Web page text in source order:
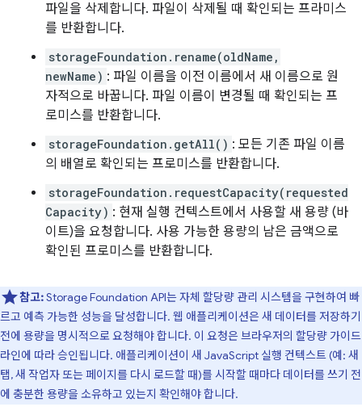
파일을 삭제합니다. 파일이 삭제될 때 확인되는 프라미스
를 반환합니다.
storageFoundation.rename(oldName,
newName) : 파일 이름을 이전 이름에서 새 이름으로 원
자적으로 바꿉니다. 파일 이름이 변경될 때 확인되는 프
로미스를 반환합니다.
storageFoundation.getAll() : 모든 기존 파일 이름
의 배열로 확인되는 프로미스를 반환합니다.
storageFoundation.requestCapacity(requested
Capacity) : 현재 실행 컨텍스트에서 사용할 새 용량 (바
이트)을 요청합니다. 사용 가능한 용량의 남은 금액으로
확인된 프로미스를 반환합니다.
참고:Storage Foundation API는 자체 할당량 관리 시스템을 구현하여 빠
르고 예측 가능한 성능을 달성합니다. 웹 애플리케이션은 새 데이터를 저장하기
전에 용량을 명시적으로 요청해야 합니다. 이 요청은 브라우저의 할당량 가이드
라인에 따라 승인됩니다. 애플리케이션이 새 JavaScript 실행 컨텍스트 (예: 새
탭, 새 작업자 또는 페이지를 다시 로드할 때)를 시작할 때마다 데이터를 쓰기 전
에 충분한 용량을 소유하고 있는지 확인해야 합니다.